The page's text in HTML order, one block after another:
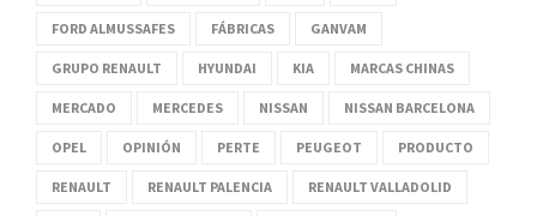
FORD ALMUSSAFES FÁBRICAS GANVAM
GRUPO RENAULT HYUNDAI KIA MARCAS CHINAS
MERCADO MERCEDES NISSAN NISSAN BARCELONA
OPEL OPINIÓN PERTE PEUGEOT PRODUCTO
RENAULT RENAULT PALENCIA RENAULT VALLADOLID